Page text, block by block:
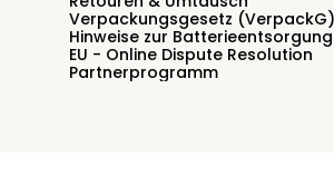
Verpackungsgesetz (VerpackG)
Hinweise zur Batterieentsorgung
EU - Online Dispute Resolution
Partnerprogramm